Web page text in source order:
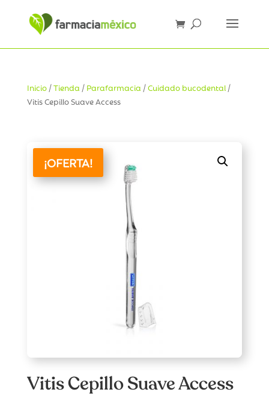
Inicio/Tienda / Parafarmacia /Cuidado bucodental/
Vitis Cepillo Suave Access
¡OFERTA!
Vitis Cepillo Suave Access